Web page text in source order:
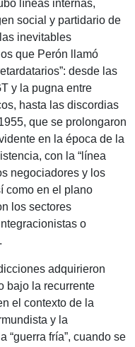
líneas internas,
social y partidario de
inevitables
que Perón llamó
desde las
y la pugna entre
hasta las discordias
que se prolongaron
en la época de la
con la “línea
negociadores y los
como en el plano
los sectores
o
adquirieron
bajo la recurrente
el contexto de la
y la
“guerra fría”, cuando se